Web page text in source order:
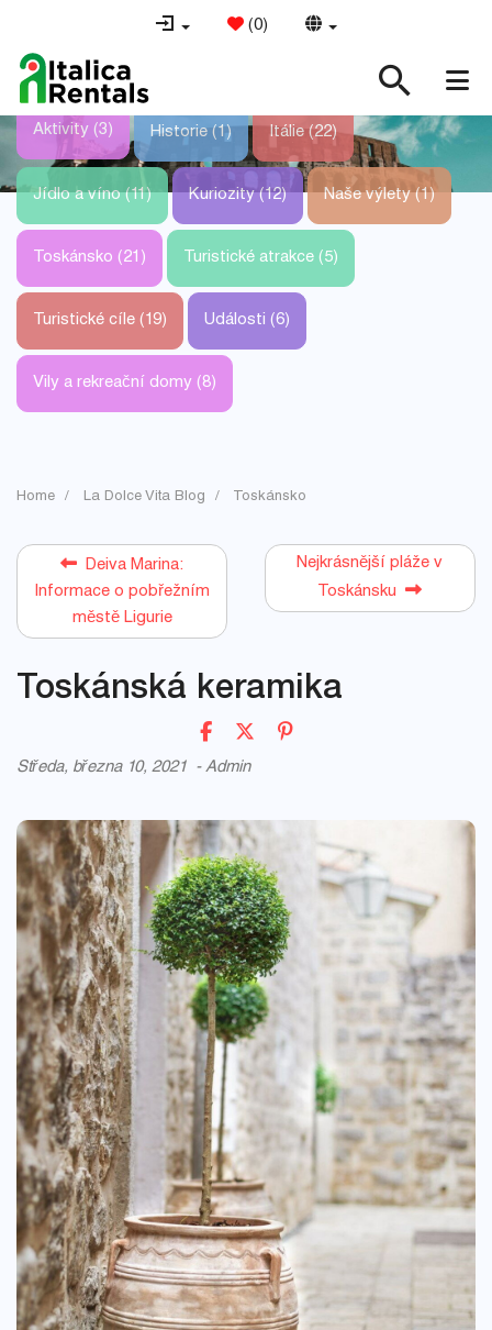
(0)
Aktivity (3) Historie (1) Itálie (22)
Jídlo a víno (11) Kuriozity (12) Naše výlety (1)
Toskánsko (21) Turistické atrakce (5)
Turistické cíle (19) Události (6)
Vily a rekreační domy (8)
Home La Dolce Vita Blog Toskánsko
Deiva Marina:
Informace o pobřežním
městě Ligurie
Nejkrásnější pláže v
Toskánsku
Toskánská keramika
Středa, března 10, 2021 - Admin